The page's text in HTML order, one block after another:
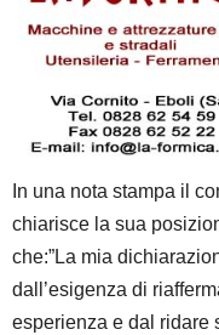
In una nota stampa il
chiarisce la sua
che:”La mia
dall’esigenza di
esperienza e dal ridare